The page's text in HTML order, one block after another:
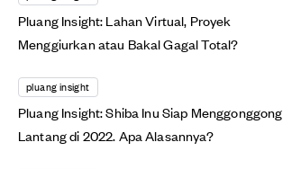
Pluang Insight: Lahan Virtual, Proyek
Menggiurkan atau Bakal Gagal Total?
pluang insight
Pluang Insight: Shiba Inu Siap Menggonggong
Lantang di 2022. Apa Alasannya?